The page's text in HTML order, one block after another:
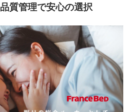
質管理で安心の選択